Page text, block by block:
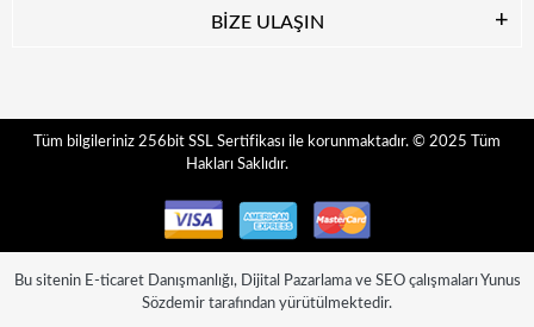
BİZE ULAŞIN
Tüm bilgileriniz 256bit SSL Sertifikası ile korunmaktadır. © 2025 Tüm
Hakları Saklıdır.
Bu sitenin E-ticaret Danışmanlığı, Dijital Pazarlamave SEOçalışmalarıYunus
Sözdemir tarafından yürütülmektedir.